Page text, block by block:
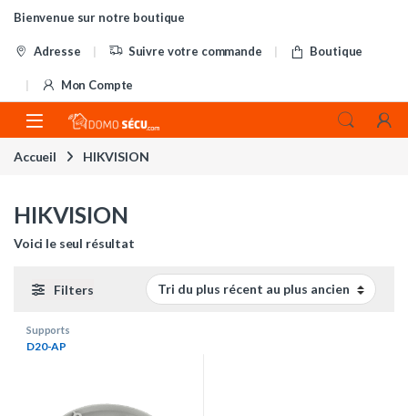
Skip to navigation
Skip to content
Bienvenue sur notre boutique
Adresse Suivre votre commande Boutique
Mon Compte
Accueil HIKVISION
HIKVISION
Voici le seul résultat
Filters
Supports
D20-AP